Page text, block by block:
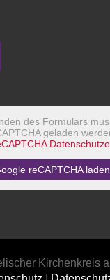
des Formulars
geladen
reCAPTCHA laden
Kirchenkreis